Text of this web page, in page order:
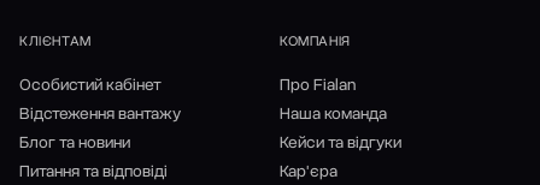
КЛІЄНТАМ
Особистий кабінет
Відстеження вантажу
Блог та новини
Питання та відповіді
КОМПАНІЯ
Про Fialan
Наша команда
Кейси та відгуки
Кар'єра